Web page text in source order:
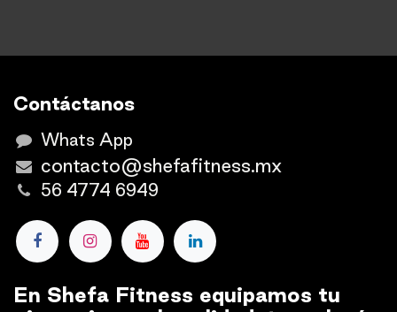
Contáctanos
Whats App
contacto@shefafitness.mx
56 4774 6949
En Shefa Fitness equipamos tu